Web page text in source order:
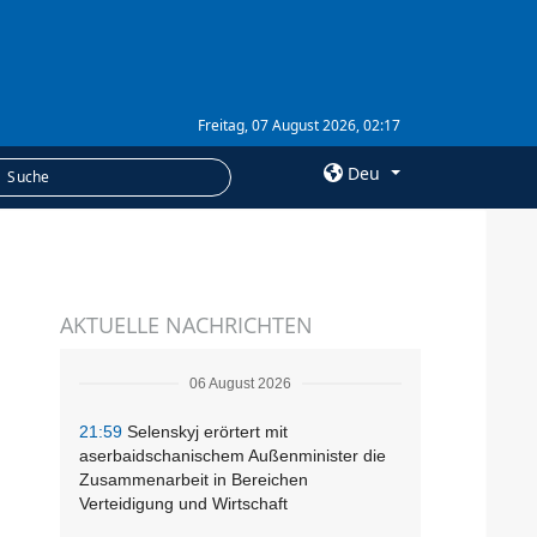
Freitag, 07 August 2026, 02:17
Deu
Abonnement
AKTUELLE NACHRICHTEN
06 August 2026
21:59 Selenskyj erörtert mit
aserbaidschanischem Außenminister die
Zusammenarbeit in Bereichen
Verteidigung und Wirtschaft